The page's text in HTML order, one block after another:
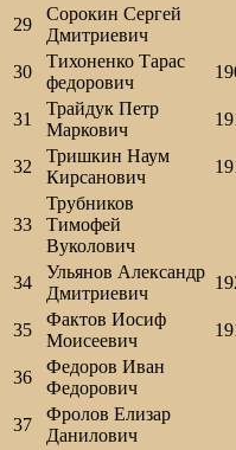
29
Сорокин Сергей
Дмитриевич
30
Тихоненко Тарас
федорович
31
Трайдук Петр
Маркович
32
Тришкин Наум
Кирсанович
33
Трубников
Тимофей
Вуколович
34
Ульянов Александр
Дмитриевич
35
Фактов Иосиф
Моисеевич
36
Федоров Иван
Федорович
37
Фролов Елизар
Данилович